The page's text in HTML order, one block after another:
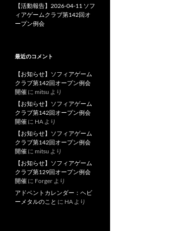
【活動報告】2026-04-11 ソフ
ィアゲームクラブ第142回オ
ープン例会
最近のコメント
【お知らせ】ソフィアゲーム
クラブ第142回オープン例会
開催 に mitsu より
【お知らせ】ソフィアゲーム
クラブ第142回オープン例会
開催 に HA より
【お知らせ】ソフィアゲーム
クラブ第142回オープン例会
開催 に mitsu より
【お知らせ】ソフィアゲーム
クラブ第129回オープン例会
開催 に Forger より
アドベントカレンダー：ヘビ
ーメタルのこと に HA より